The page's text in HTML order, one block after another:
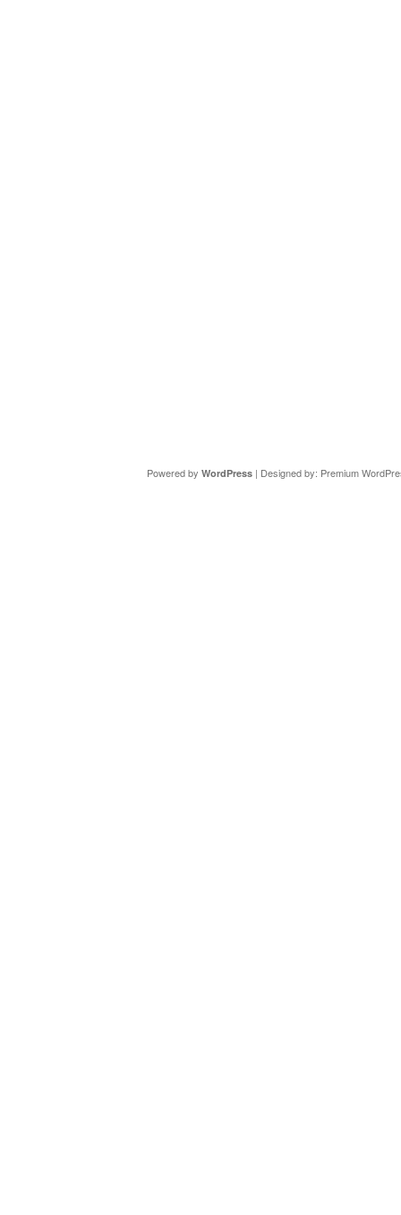
Powered by WordPress| Designed by: Premium